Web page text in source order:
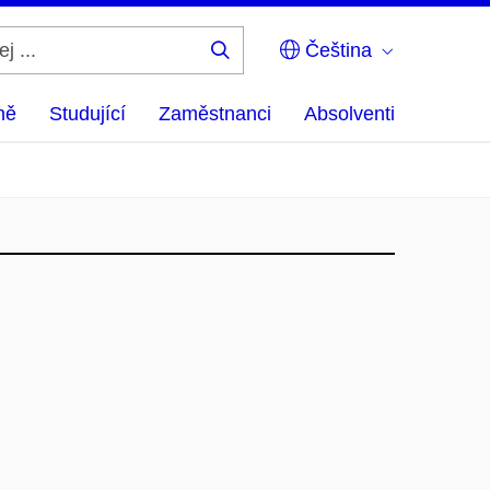
Čeština
Studující Zaměstnanci Absolventi